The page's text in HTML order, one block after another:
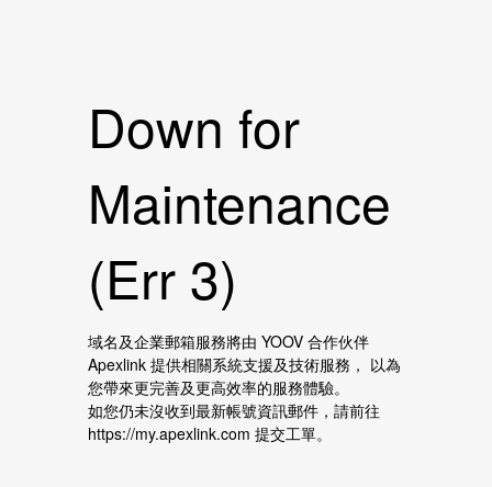
Down for
Maintenance
(Err 3)
域名及企業郵箱服務將由 YOOV 合作伙伴
Apexlink 提供相關系統支援及技術服務， 以為
您帶來更完善及更高效率的服務體驗。
如您仍未沒收到最新帳號資訊郵件，請前往
https://my.apexlink.com 提交工單。